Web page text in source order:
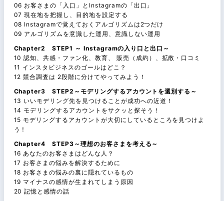
06 お客さまの「入口」とInstagramの「出口」
07 現在地を把握し、目的地を設定する
08 Instagramで覚えておくアルゴリズムは2つだけ
09 アルゴリズムを意識した運用、意識しない運用
Chapter2 STEP1 ～ Instagramの入り口と出口～
10 認知、共感・ファン化、教育、 販売（成約）、拡散・口コミ
11 インスタビジネスのゴールはどこ？
12 競合調査は 2段階に分けてやってみよう！
Chapter3 STEP2～モデリングするアカウントを選別する～
13 いいモデリング先を見つけることが成功への近道！
14 モデリングするアカウントをサクッと探そう！
15 モデリングするアカウントが大切にしているところを見つけよ
う！
Chapter4 STEP3～理想のお客さまを考える～
16 あなたのお客さまはどんな人？
17 お客さまの悩みを解決するために
18 お客さまの悩みの裏に隠れているもの
19 マイナスの感情が生まれてしまう原因
20 記憶と感情の話